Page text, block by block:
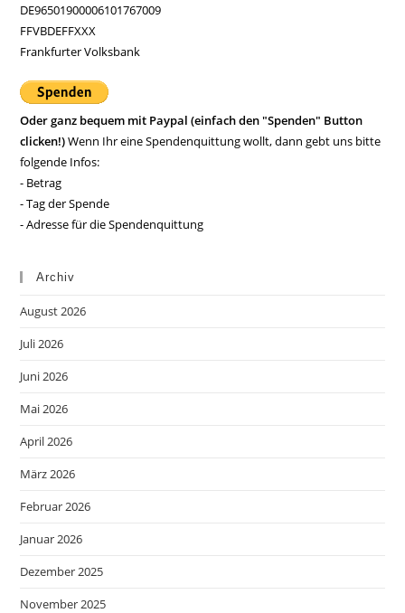
DE96501900006101767009
FFVBDEFFXXX
Frankfurter Volksbank
Oder ganz bequem mit Paypal (einfach den "Spenden" Button
clicken!)Wenn Ihr eine Spendenquittung wollt, dann gebt uns bitte
folgende Infos:
- Betrag
- Tag der Spende
- Adresse für die Spendenquittung
Archiv
August 2026
Juli 2026
Juni 2026
Mai 2026
April 2026
März 2026
Februar 2026
Januar 2026
Dezember 2025
November 2025